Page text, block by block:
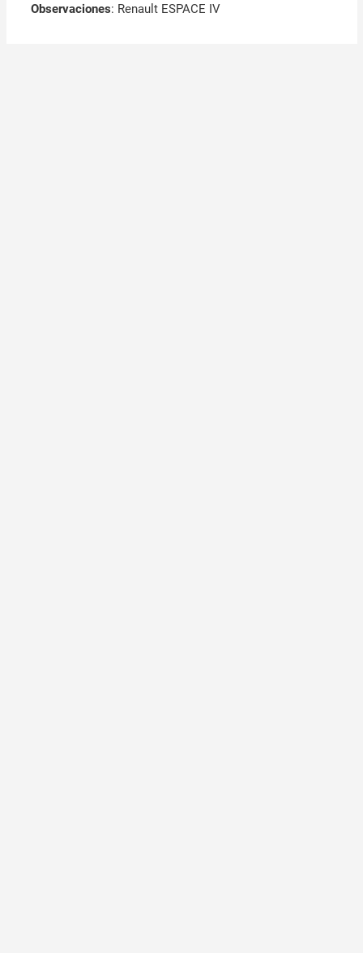
Observaciones: Renault ESPACE IV